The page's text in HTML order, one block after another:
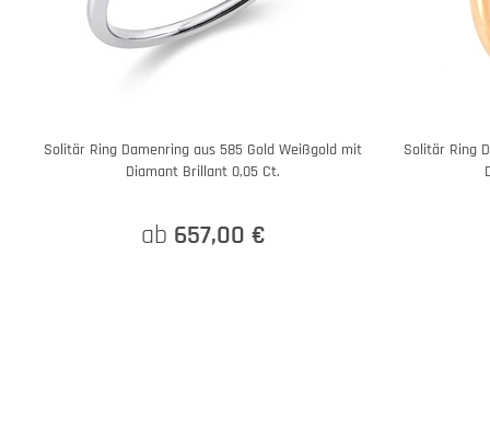
Solitär Ring Damenring aus 585 Gold Weißgold mit
Diamant Brillant 0,05 Ct.
ab 657,00 €
Solitär Ring